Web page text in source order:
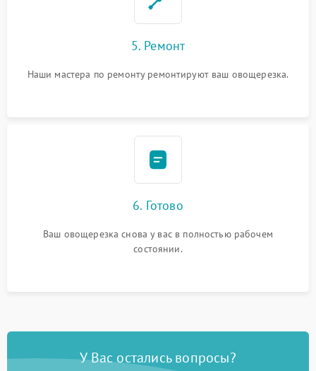
5. Ремонт
Наши мастера по ремонту ремонтируют ваш овощерезка.
6. Готово
Ваш овощерезка снова у вас в полностью рабочем
состоянии.
У Вас остались вопросы?